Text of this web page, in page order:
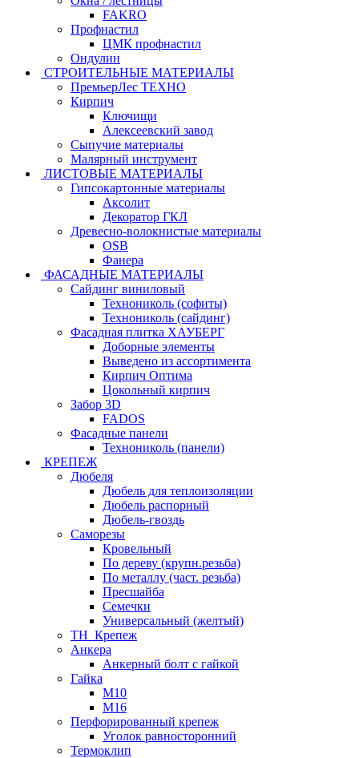
FAKRO
Профнастил
ЦМК профнастил
Ондулин
СТРОИТЕЛЬНЫЕ МАТЕРИАЛЫ
ПремьерЛес ТЕХНО
Кирпич
Ключищи
Алексеевский завод
Сыпучие материалы
Малярный инструмент
ЛИСТОВЫЕ МАТЕРИАЛЫ
Гипсокартонные материалы
Аксолит
Декоратор ГКЛ
Древесно-волокнистые материалы
OSB
Фанера
ФАСАДНЫЕ МАТЕРИАЛЫ
Сайдинг виниловый
Технониколь (софиты)
Технониколь (сайдинг)
Фасадная плитка ХАУБЕРГ
Доборные элементы
Выведено из ассортимента
Кирпич Оптима
Цокольный кирпич
Забор 3D
FADOS
Фасадные панели
Технониколь (панели)
КРЕПЕЖ
Дюбеля
Дюбель для теплоизоляции
Дюбель распорный
Дюбель-гвоздь
Саморезы
Кровельный
По дереву (крупн.резьба)
По металлу (част. резьба)
Пресшайба
Семечки
Универсальный (желтый)
ТН_Крепеж
Анкера
Анкерный болт с гайкой
Гайка
М10
М16
Перфорированный крепеж
Уголок равносторонний
Термоклип